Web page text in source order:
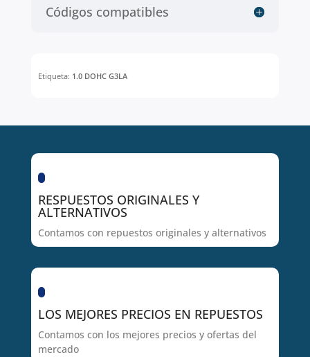
Códigos compatibles
Etiqueta: 1.0 DOHC G3LA
RESPUESTOS ORIGINALES Y
ALTERNATIVOS
Contamos con repuestos originales y alternativos
LOS MEJORES PRECIOS EN REPUESTOS
Contamos con los mejores precios y ofertas del
mercado